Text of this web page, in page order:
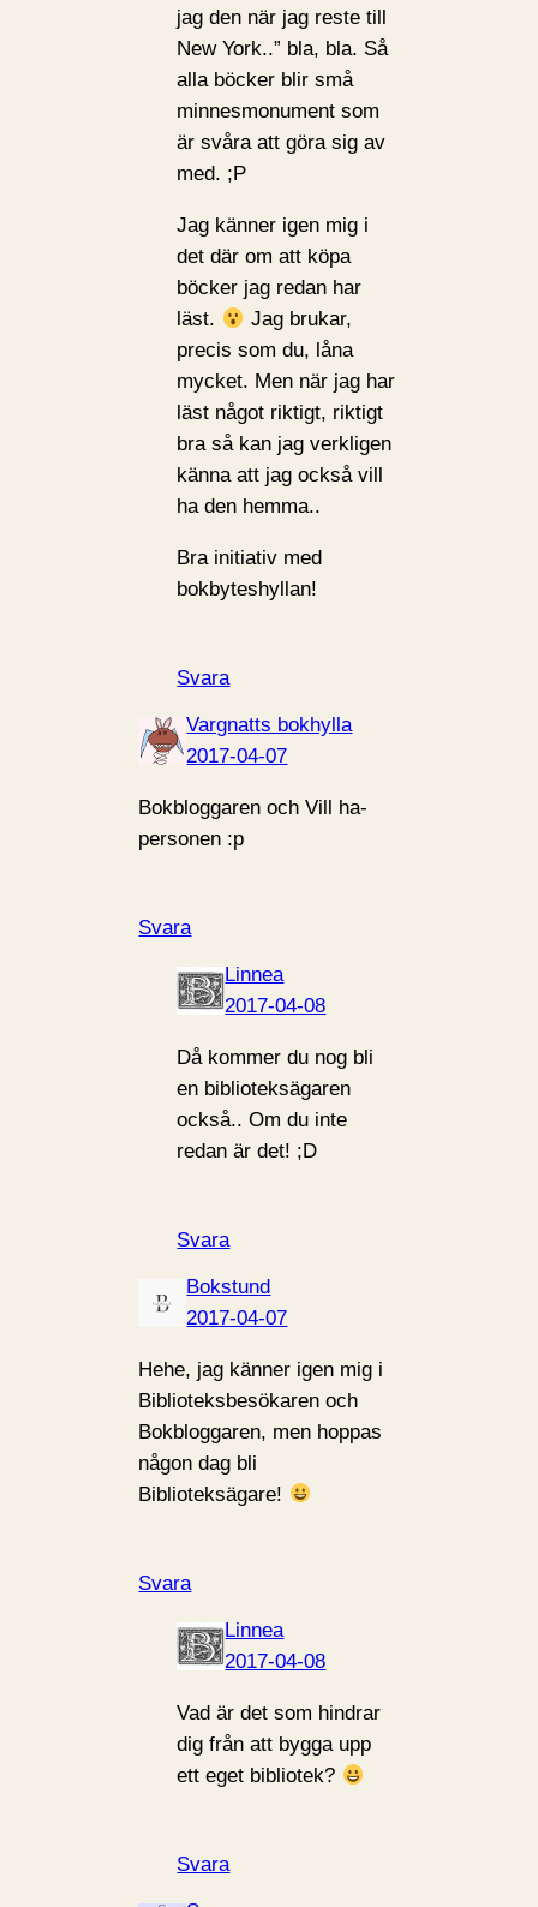
jag den när jag reste till
New York..” bla, bla. Så
alla böcker blir små
minnesmonument som
är svåra att göra sig av
med. ;P
Jag känner igen mig i
det där om att köpa
böcker jag redan har
läst.
Jag brukar,
precis som du, låna
mycket. Men när jag har
läst något riktigt, riktigt
bra så kan jag verkligen
känna att jag också vill
ha den hemma..
Bra initiativ med
bokbyteshyllan!
Svara
Vargnatts bokhylla
2017-04-07
Bokbloggaren och Vill ha-
personen :p
Svara
Linnea
2017-04-08
Då kommer du nog bli
en biblioteksägaren
också.. Om du inte
redan är det! ;D
Svara
Bokstund
2017-04-07
Hehe, jag känner igen mig i
Biblioteksbesökaren och
Bokbloggaren, men hoppas
någon dag bli
Biblioteksägare!
Svara
Linnea
2017-04-08
Vad är det som hindrar
dig från att bygga upp
ett eget bibliotek?
Svara